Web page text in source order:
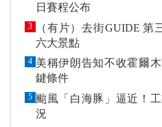
日賽程公布
3
（有片）去街GUIDE
六大景點
4 美稱伊朗告知不收霍爾
鍵條件
5 颱風「白海豚」逼近！
況